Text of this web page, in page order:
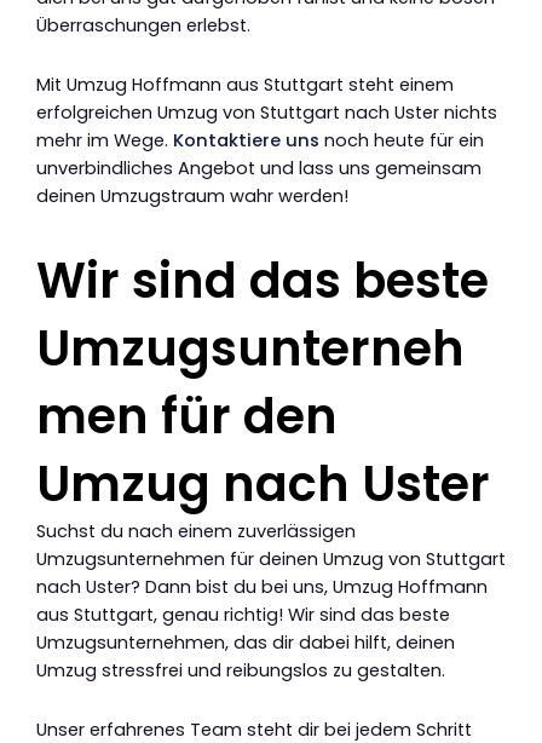
Überraschungen erlebst.
Mit Umzug Hoffmann aus Stuttgart steht einem
erfolgreichen Umzug von Stuttgart nach Uster nichts
mehr im Wege. Kontaktiere uns noch heute für ein
unverbindliches Angebot und lass uns gemeinsam
deinen Umzugstraum wahr werden!
Wir sind das beste
Umzugsunterneh
men für den
Umzug nach Uster
Suchst du nach einem zuverlässigen
Umzugsunternehmen für deinen Umzug von Stuttgart
nach Uster? Dann bist du bei uns, Umzug Hoffmann
aus Stuttgart, genau richtig! Wir sind das beste
Umzugsunternehmen, das dir dabei hilft, deinen
Umzug stressfrei und reibungslos zu gestalten.
Unser erfahrenes Team steht dir bei jedem Schritt